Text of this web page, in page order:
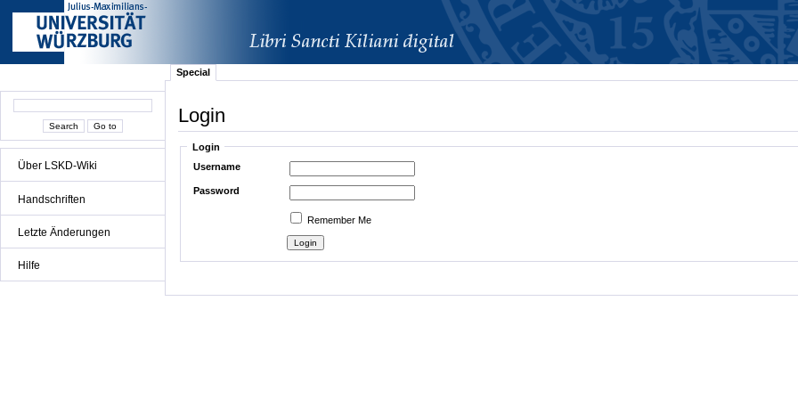
Über LSKD-Wiki
Handschriften
Letzte Änderungen
Hilfe
Special
Login
Login
Username
Password
Remember Me